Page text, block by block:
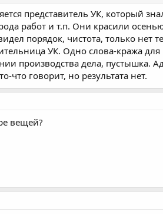
представитель УК, который
работ и т.п. Они красили
порядок, чистота, только
УК. Одно слова-кража
производства дела, пустышка.
что говорит, но результата нет.
вещей?